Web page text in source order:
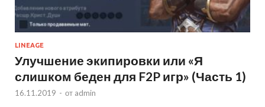
LINEAGE
Улучшение экипировки или «Я
слишком беден для F2P игр» (Часть 1)
16.11.2019 - от admin